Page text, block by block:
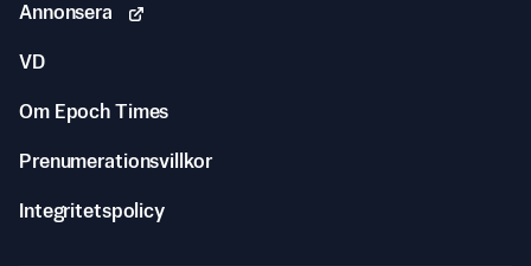
Annonsera
VD
Om Epoch Times
Prenumerationsvillkor
Integritetspolicy